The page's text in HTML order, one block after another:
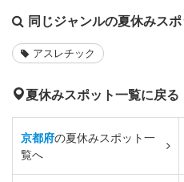
同じジャンルの夏休みスポ
アスレチック
夏休みスポット一覧に戻る
京都府の夏休みスポット一
覧へ